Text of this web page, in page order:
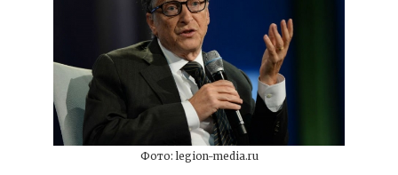
Фото: legion-media.ru